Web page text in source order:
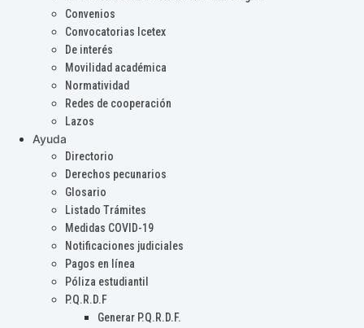
Convenios
Convocatorias Icetex
De interés
Movilidad académica
Normatividad
Redes de cooperación
Lazos
Ayuda
Directorio
Derechos pecunarios
Glosario
Listado Trámites
Medidas COVID-19
Notificaciones judiciales
Pagos en línea
Póliza estudiantil
P.Q.R.D.F
Generar P.Q.R.D.F.